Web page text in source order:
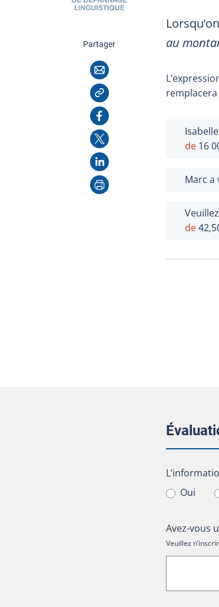
Partagercette page
Courriel
Copier l'adresse
Facebook
X
LinkedIn
Imprimer
au
de 16
Marc a
de
Oui
Avez-vous
Veuillez